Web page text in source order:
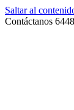
Saltar al
Contáctanos